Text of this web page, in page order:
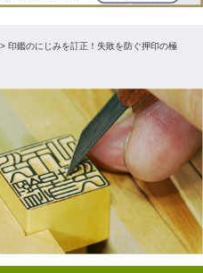
印鑑のにじみを訂正！失敗を防ぐ押印の極